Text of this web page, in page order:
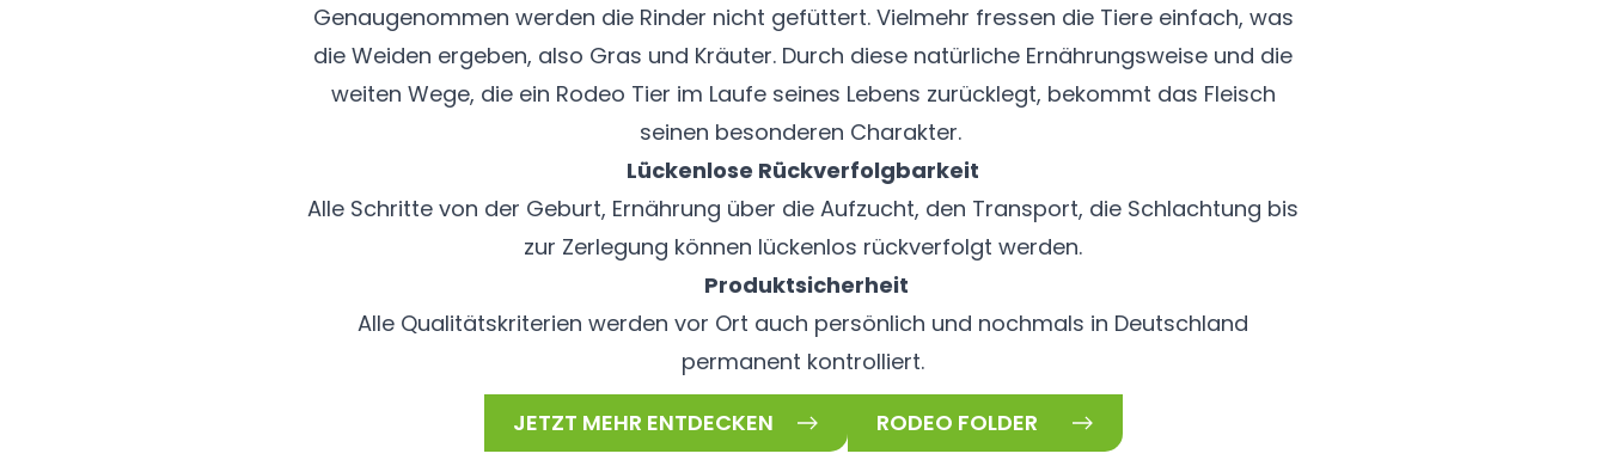
Genaugenommen werden die Rinder nicht gefüttert. Vielmehr fressen die Tiere einfach, was
die Weiden ergeben, also Gras und Kräuter. Durch diese natürliche Ernährungsweise und die
weiten Wege, die ein Rodeo Tier im Laufe seines Lebens zurücklegt, bekommt das Fleisch
seinen besonderen Charakter.
Lückenlose Rückverfolgbarkeit
Alle Schritte von der Geburt, Ernährung über die Aufzucht, den Transport, die Schlachtung bis
zur Zerlegung können lückenlos rückverfolgt werden.
Produktsicherheit
Alle Qualitätskriterien werden vor Ort auch persönlich und nochmals in Deutschland
permanent kontrolliert.
JETZT MEHR ENTDECKEN RODEO FOLDER